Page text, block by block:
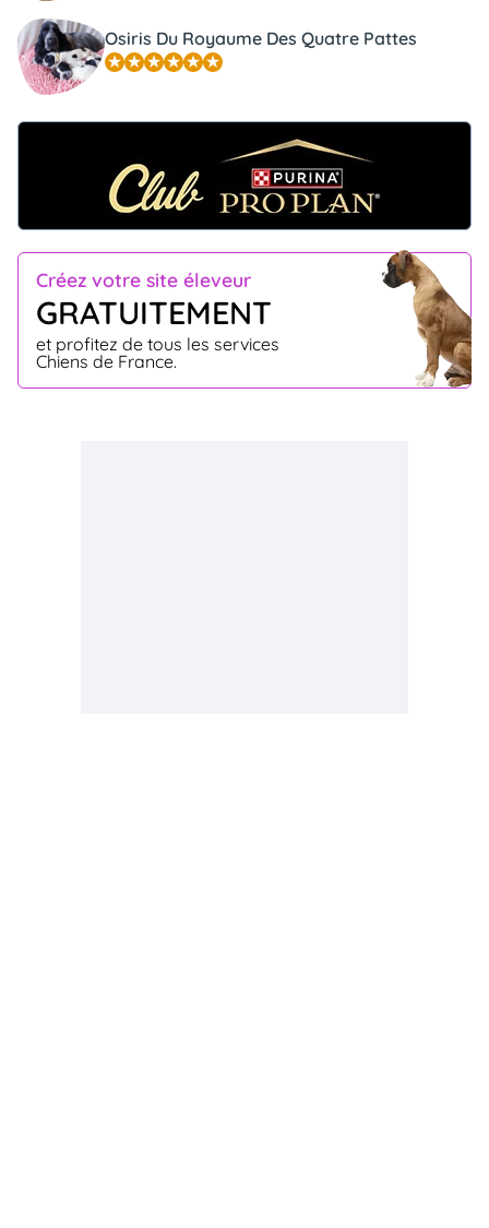
Créez votre site éleveur
GRATUITEMENT
et profitez de tous les services
Chiens de France.
Osiris Du Royaume Des Quatre Pattes